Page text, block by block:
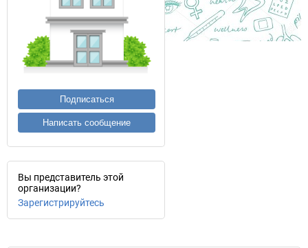
Подписаться
Написать сообщение
Вы представитель этой
организации?
Зарегистрируйтесь